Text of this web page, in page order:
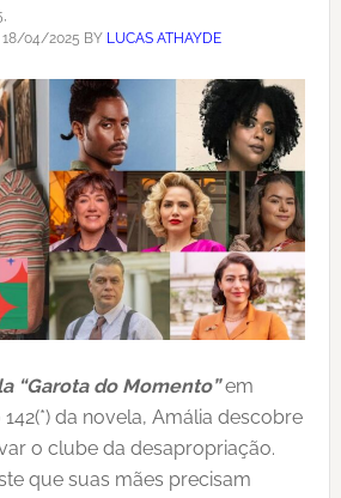
,
18/04/2025 BY LUCAS ATHAYDE
“Garota do Momento”em
da novela, Amália descobre
o clube da desapropriação.
que suas mães precisam